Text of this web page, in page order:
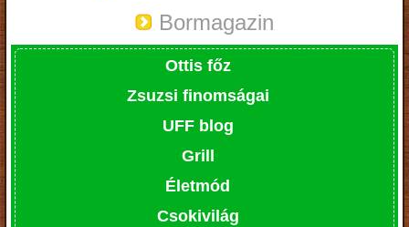
Bormagazin
Ottis főz
Zsuzsi finomságai
UFF blog
Grill
Életmód
Csokivilág